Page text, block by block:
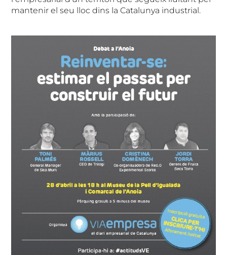
mantenir el seu lloc dins la Catalunya industrial.